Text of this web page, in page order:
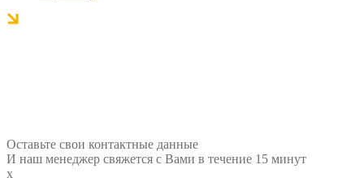
Оставьте свои контактные данные
И наш менеджер свяжется с Вами в течение 15 минут
x